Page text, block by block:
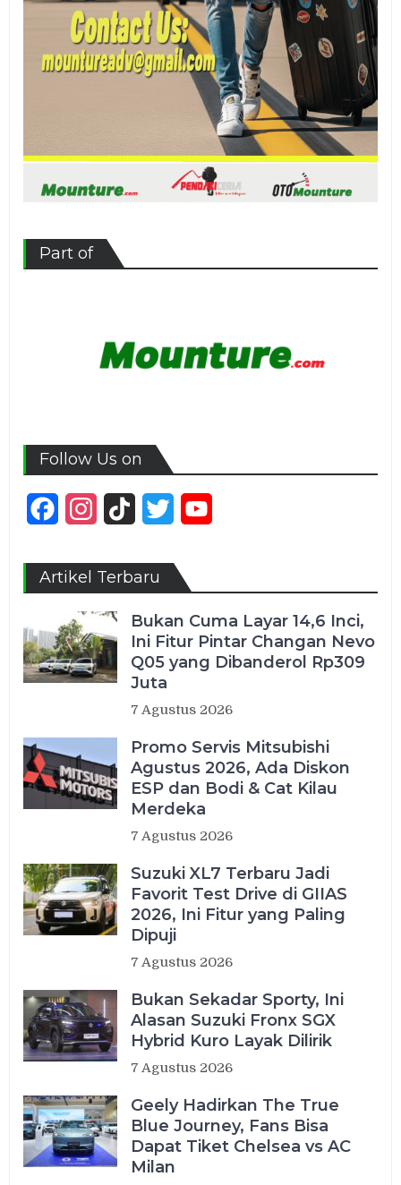
Part of
Follow Us on
FacebookInstagram
TikTok Twitter
Artikel Terbaru
Bukan Cuma Layar 14,6 Inci,
Ini Fitur Pintar Changan Nevo
Q05 yang Dibanderol Rp309
Juta
7 Agustus 2026
Promo Servis Mitsubishi
Agustus 2026, Ada Diskon
ESP dan Bodi & Cat Kilau
Merdeka
7 Agustus 2026
Suzuki XL7 Terbaru Jadi
Favorit Test Drive di GIIAS
2026, Ini Fitur yang Paling
Dipuji
7 Agustus 2026
Bukan Sekadar Sporty, Ini
Alasan Suzuki Fronx SGX
Hybrid Kuro Layak Dilirik
7 Agustus 2026
Geely Hadirkan The True
Blue Journey, Fans Bisa
Dapat Tiket Chelsea vs AC
Milan